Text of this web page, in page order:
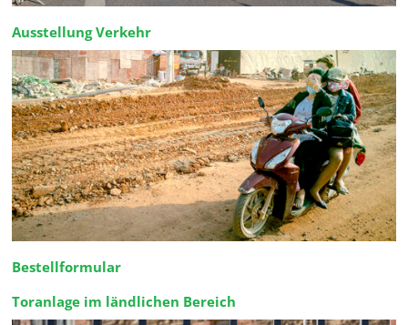
Ausstellung Verkehr
Bestellformular
Toranlage im ländlichen Bereich